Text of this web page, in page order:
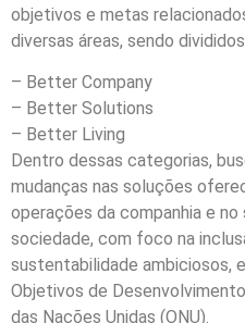
objetivos e metas
diversas áreas, sendo
– Better Company
– Better Solutions
– Better Living
Dentro dessas categorias,
mudanças nas soluções
operações da companhia e
sociedade, com foco na
sustentabilidade ambiciosos,
Objetivos de
das Nações Unidas (ONU).